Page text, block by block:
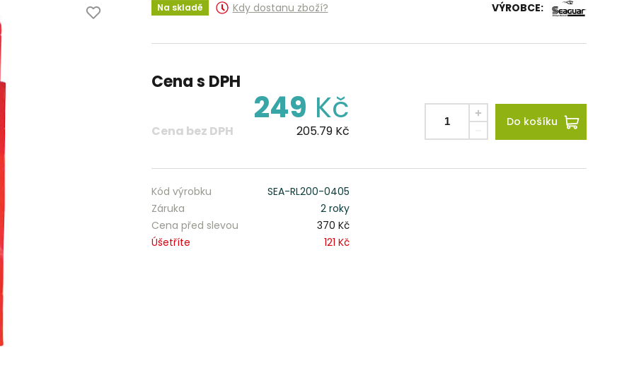
Na skladě Kdy dostanu zboží? VÝROBCE:
Cena s DPH
249 Kč
Cena bez DPH 205.79Kč
Do košíku
Kód výrobku
SEA-RL200-0405
Záruka
2 roky
Cena před slevou
370 Kč
Úšetříte
121 Kč